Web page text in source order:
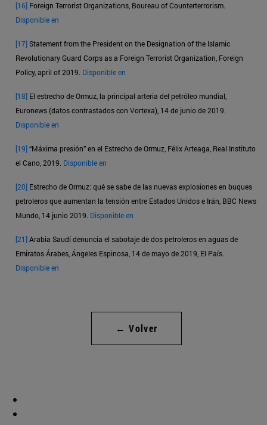
[16] Foreign Terrorist Organizations, Boureau of Counterterrorism.
Disponible en
[17]Statement from the President on the Designation of the Islamic
Revolutionary Guard Corps as a Foreign Terrorist Organization, Foreign
Policy, april of 2019. Disponible en
[18] El estrecho de Ormuz, la principal arteria del petróleo mundial,
Euronews (datos contrastados con Vortexa), 14 de junio de 2019.
Disponible en
[19]“Máxima presión” en el Estrecho de Ormuz, Félix Arteaga, Real Instituto
el Cano, 2019. Disponible en
[20] Estrecho de Ormuz: qué se sabe de las nuevas explosiones en buques
petroleros que aumentan la tensión entre Estados Unidos e Irán, BBC News
Mundo, 14 junio 2019. Disponible en
[21]Arabia Saudí denuncia el sabotaje de dos petroleros en aguas de
Emiratos Árabes, Ángeles Espinosa, 14 de mayo de 2019, El País.
Disponible en
← Volver